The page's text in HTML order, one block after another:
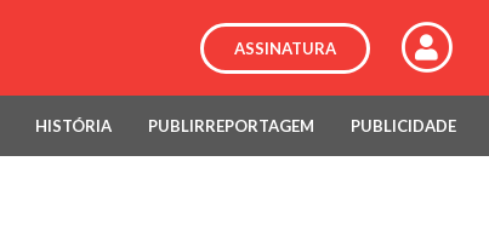
ASSINATURA
HISTÓRIA PUBLIRREPORTAGEM PUBLICIDADE